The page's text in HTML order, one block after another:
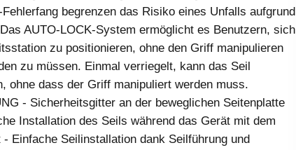
begrenzen das Risiko eines Unfalls aufgrund
AUTO-LOCK-System ermöglicht es Benutzern, sich
zu positionieren, ohne den Griff manipulieren
zu müssen. Einmal verriegelt, kann das Seil
ohne dass der Griff manipuliert werden muss.
- Sicherheitsgitter an der beweglichen Seitenplatte
Installation des Seils während das Gerät mit dem
Einfache Seilinstallation dank Seilführung und